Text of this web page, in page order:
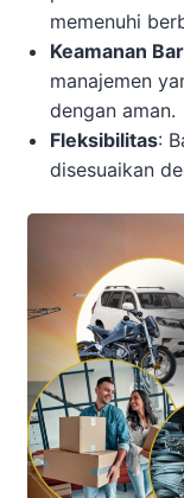
memenuhi
Keamanan
manajemen
dengan aman.
Fleksibilitas:
disesuaikan